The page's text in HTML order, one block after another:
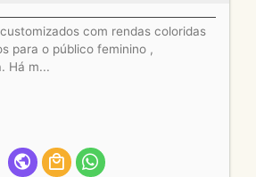
com rendas coloridas
para o público feminino ,
Há m...